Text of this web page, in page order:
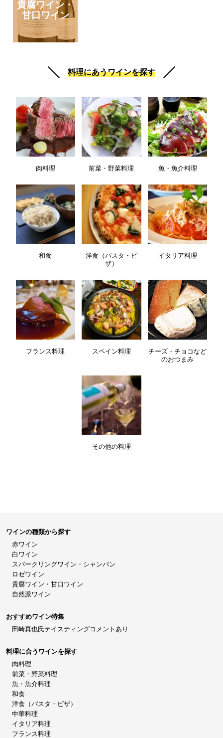
貴腐ワイン・
甘口ワイン
料理にあうワインを探す
肉料理 前菜・野菜料理 魚・魚介料理
和食
洋食（パスタ・ピ
ザ）
イタリア料理
フランス料理 スペイン料理
チーズ・チョコなど
のおつまみ
その他の料理
ワインの種類から探す
赤ワイン
白ワイン
スパークリングワイン・シャンパン
ロゼワイン
貴腐ワイン・甘口ワイン
自然派ワイン
おすすめワイン特集
田崎真也氏テイスティングコメントあり
料理に合うワインを探す
肉料理
前菜・野菜料理
魚・魚介料理
和食
洋食（パスタ・ピザ）
中華料理
イタリア料理
フランス料理